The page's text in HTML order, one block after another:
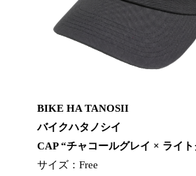
BIKE HA TANOSII
バイクハタノシイ
CAP “チャコールグレイ × ライ
サイズ：Free